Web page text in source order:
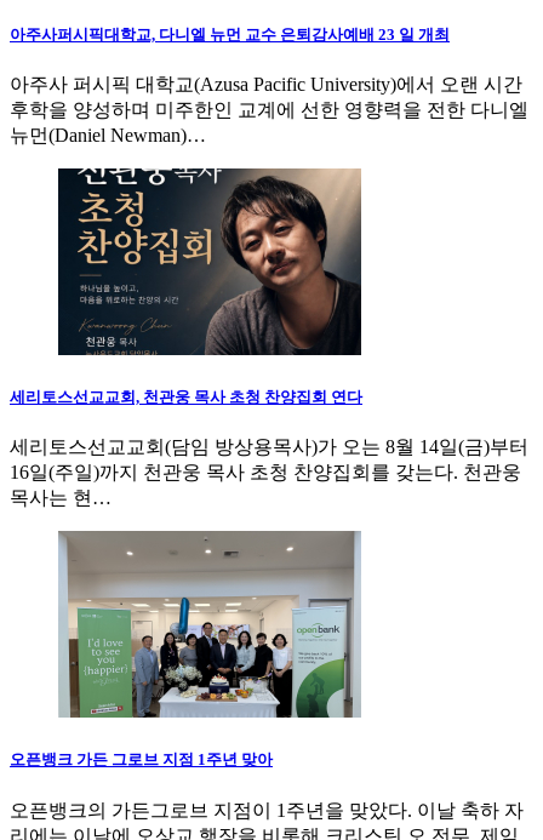
아주사퍼시픽대학교, 다니엘 뉴먼 교수 은퇴감사예배 23 일 개최
아주사 퍼시픽 대학교(Azusa Pacific University)에서 오랜 시간
후학을 양성하며 미주한인 교계에 선한 영향력을 전한 다니엘
뉴먼(Daniel Newman)…
세리토스선교교회, 천관웅 목사 초청 찬양집회 연다
세리토스선교교회(담임 방상용목사)가 오는 8월 14일(금)부터
16일(주일)까지 천관웅 목사 초청 찬양집회를 갖는다. 천관웅
목사는 현…
오픈뱅크 가든 그로브 지점 1주년 맞아
오픈뱅크의 가든그로브 지점이 1주년을 맞았다. 이날 축하 자
리에는 이날에 오상교 행장을 비롯해 크리스틴 오 전무, 제임